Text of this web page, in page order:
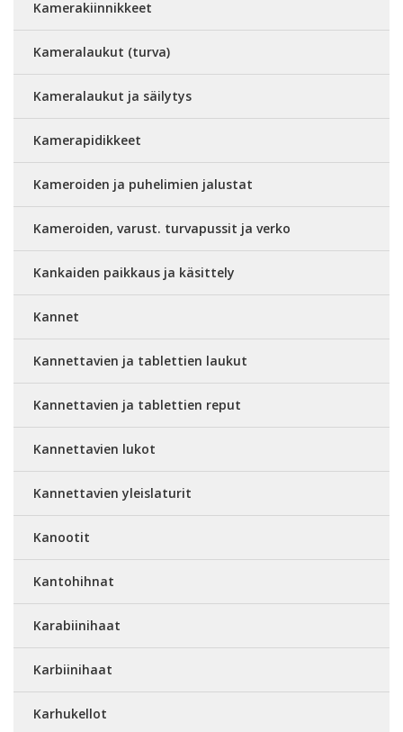
Kamerakiinnikkeet
Kameralaukut (turva)
Kameralaukut ja säilytys
Kamerapidikkeet
Kameroiden ja puhelimien jalustat
Kameroiden, varust. turvapussit ja verko
Kankaiden paikkaus ja käsittely
Kannet
Kannettavien ja tablettien laukut
Kannettavien ja tablettien reput
Kannettavien lukot
Kannettavien yleislaturit
Kanootit
Kantohihnat
Karabiinihaat
Karbiinihaat
Karhukellot